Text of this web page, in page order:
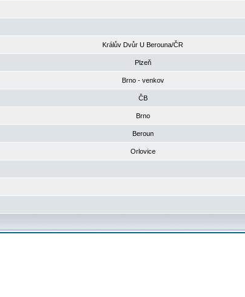
Králův Dvůr U Berouna/ČR
Plzeň
Brno - venkov
ČB
Brno
Beroun
Orlovice